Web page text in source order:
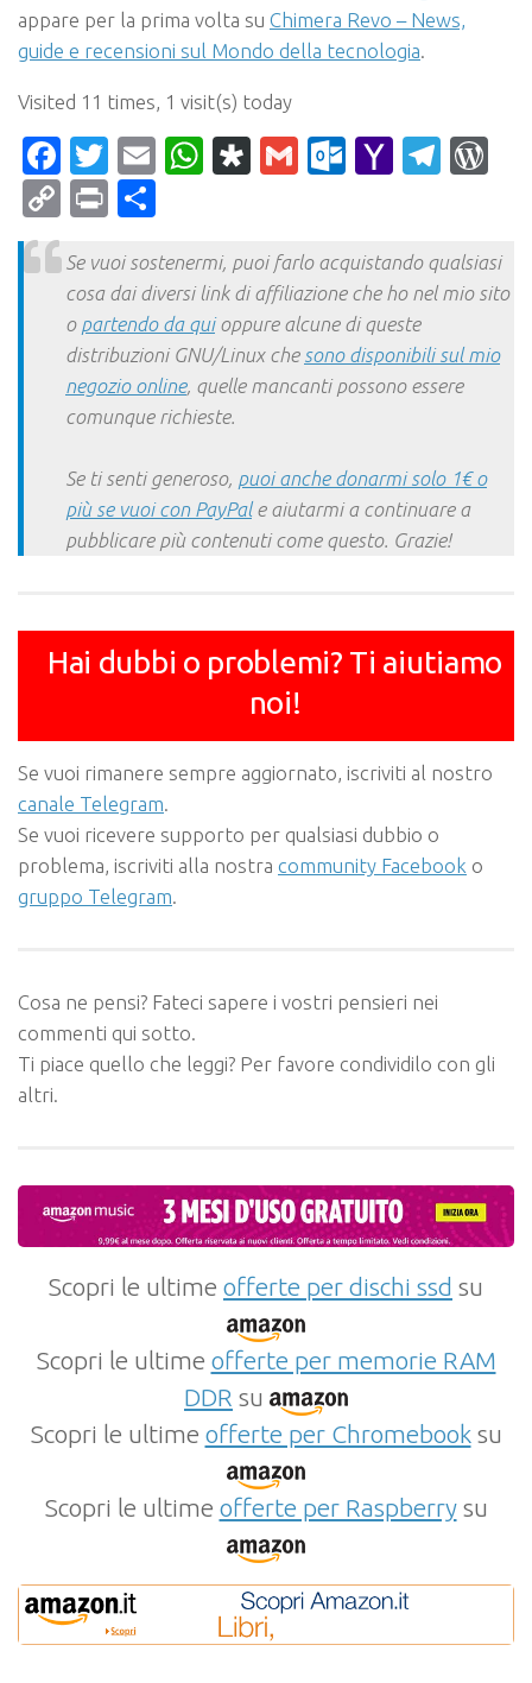
appare per la prima volta su Chimera Revo – News,
guide e recensioni sul Mondo della tecnologia.
Visited 11 times, 1 visit(s) today
Facebook
Twitter
EmailWhatsApp
Diaspora
Gmail Yahoo
CopyPrint
Se vuoi sostenermi, puoi farlo acquistando qualsiasi
cosa dai diversi link di affiliazione che ho nel mio sito
o partendo da quioppure alcune di queste
distribuzioni GNU/Linux che sono disponibili sul mio
negozio online, quelle mancanti possono essere
comunque richieste.
Se ti senti generoso, puoi anche donarmi solo 1€ o
più se vuoi con PayPale aiutarmi a continuare a
pubblicare più contenuti come questo. Grazie!
Hai dubbi o problemi? Ti aiutiamo
noi!
Se vuoi rimanere sempre aggiornato, iscriviti al nostro
canale Telegram.
Se vuoi ricevere supporto per qualsiasi dubbio o
problema, iscriviti alla nostra community Facebook o
gruppo Telegram.
Cosa ne pensi? Fateci sapere i vostri pensieri nei
commenti qui sotto.
Ti piace quello che leggi? Per favore condividilo con gli
altri.
Scopri le ultime offerte per dischi ssd su
Scopri le ultime offerte per memorie RAM
DDR su
Scopri le ultime offerte per Chromebooksu
Scopri le ultime offerte per Raspberrysu